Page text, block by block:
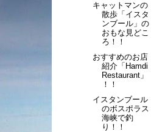
キャットマンの
散歩「イスタ
ンブール」の
おもな見どこ
ろ！！
おすすめのお店
紹介「Hamdi
Restaurant」
！！
イスタンブール
のボスポラス
海峡で釣
り！！